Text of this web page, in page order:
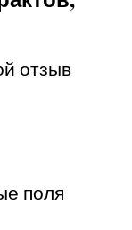
отзыв
поля